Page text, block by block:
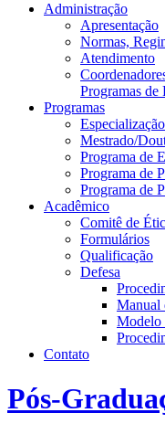
Administração
Apresentação
Normas,
Atendimento
Programas de
Programas
Mestrado/
Programa de
Programa de
Programa de
Acadêmico
Comitê de
Formulários
Qualificação
Defesa
Manual
Modelo
Contato
Pós-